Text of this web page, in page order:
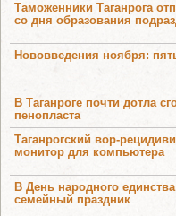
Таможенники Таганрога
со дня образования
Нововведения ноября:
В Таганроге почти дотла
пенопласта
Таганрогский вор-
монитор для компьютера
В День народного
семейный праздник